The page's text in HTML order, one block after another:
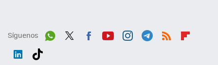
Síguenos